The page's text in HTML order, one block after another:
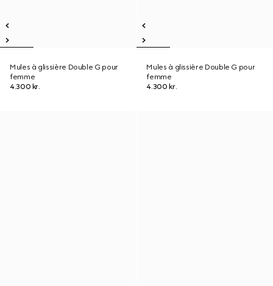
Mules à glissière Double G pour
femme
4.300 kr.
Mules à glissière Double G pour
femme
4.300 kr.